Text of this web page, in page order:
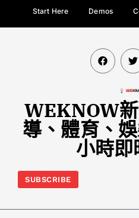
Start Here Demos
WEKNOW
導、體育、
小時
SUBSCRIBE